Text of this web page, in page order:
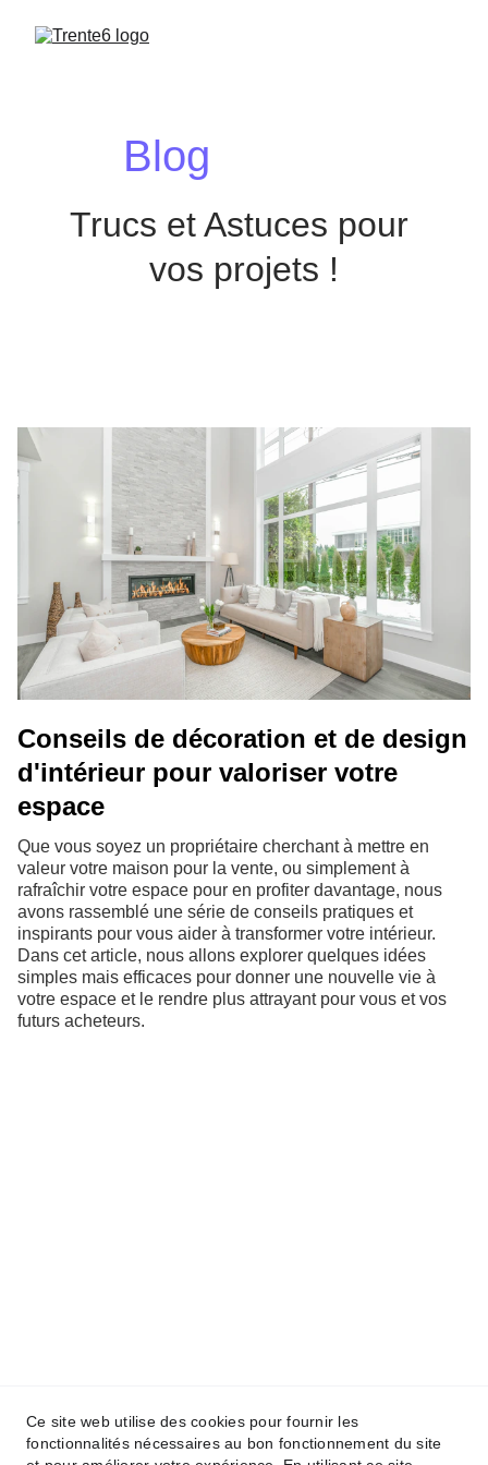
Blog
Trucs et Astuces pour
vos projets !
Conseils de décoration et de design
d'intérieur pour valoriser votre
espace
Que vous soyez un propriétaire cherchant à mettre en
valeur votre maison pour la vente, ou simplement à
rafraîchir votre espace pour en profiter davantage, nous
avons rassemblé une série de conseils pratiques et
inspirants pour vous aider à transformer votre intérieur.
Dans cet article, nous allons explorer quelques idées
simples mais efficaces pour donner une nouvelle vie à
votre espace et le rendre plus attrayant pour vous et vos
futurs acheteurs.
Québec
Ce site web utilise des cookies pour fournir les
fonctionnalités nécessaires au bon fonctionnement du site